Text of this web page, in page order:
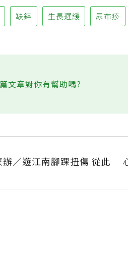
缺鋅 生長遲緩 尿布疹
文章對你有幫助嗎?
／遊江南腳踝扭傷 從此